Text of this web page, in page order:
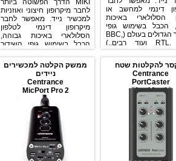
דינמי למחשב או
הסלולארי באיכות
הכבל בשימוש גופי
השידור הגדולים בעולם (BBC,
RTL, BNN ועוד רבים..)
מתאים לשקע USB-A, ניתן
לאייפון ואנדרואיד
מתאמים.
MIKI הדרך הפשוטה ביותר
לחבר מיקרופון חיצוני ואוזניות
למכשיר נייד. מאפשר לחבר
מיקרופון דינמי לטלפון
הסלולארי באיכות גבוהה,
הכבל בשימוש גופי השידור
BNN ועוד רבים..) פתרון
מושלם לכתבי שטח, מכיל
+7 dB, ללא צורך בסוללות.
מתאים לשקע 3.5 מ"מ (שקע
סטנדרטי בטלפונים חכמים).
תוצרת הולנד.
להקלטות שטח
Centrance
PortCaster
ממשק הקלטה למכשירים
ניידים
Centrance
MicPort Pro 2